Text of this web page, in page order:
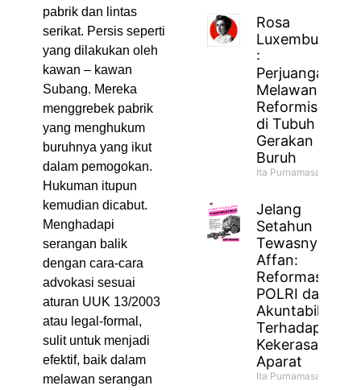
pabrik dan lintas
serikat. Persis seperti
yang dilakukan oleh
kawan – kawan
Subang. Mereka
menggrebek pabrik
yang menghukum
buruhnya yang ikut
dalam pemogokan.
Hukuman itupun
kemudian dicabut.
Menghadapi
serangan balik
dengan cara-cara
advokasi sesuai
aturan UUK 13/2003
atau legal-formal,
sulit untuk menjadi
efektif, baik dalam
melawan serangan
Rosa
Luxemburg
:
Perjuangan
Melawan
Reformisme
di Tubuh
Gerakan
Buruh
Ita Purnamasari
Jelang
Setahun
Tewasnya
Affan:
Reformasi
POLRI dan
Akuntabilitas
Terhadap
Kekerasan
Aparat
Ita Purnamasari